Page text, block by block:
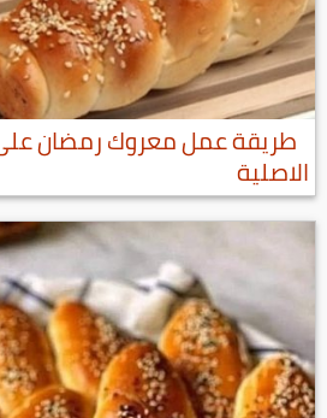
طريقة عمل معروك رمضان على
الاصلية